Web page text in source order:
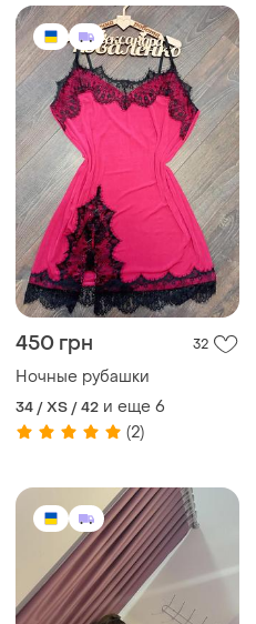
450 грн 32
Ночные рубашки
34 / XS / 42 и еще 6
(2)